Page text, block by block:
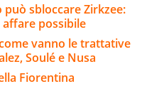
sbloccare Zirkzee:
possibile
vanno le trattative
Soulé e Nusa
Fiorentina